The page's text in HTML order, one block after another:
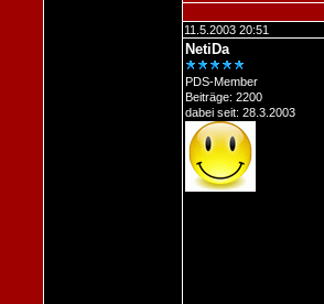
11.5.2003 20:51
NetiDa
PDS-Member
Beiträge: 2200
dabei seit: 28.3.2003